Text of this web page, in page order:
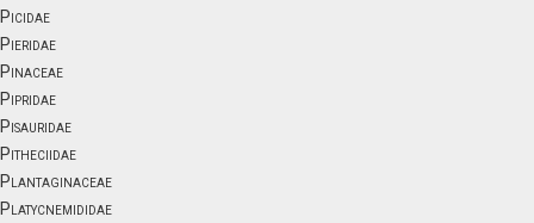
Picidae
Pieridae
Pinaceae
Pipridae
Pisauridae
Pitheciidae
Plantaginaceae
Platycnemididae